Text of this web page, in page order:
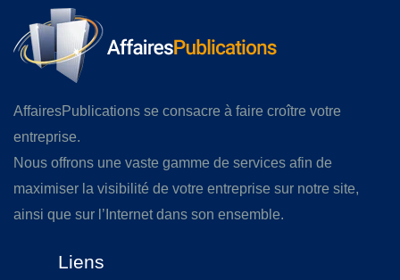
AffairesPublications se consacre à faire croître votre
entreprise.
Nous offrons une vaste gamme de services afin de
maximiser la visibilité de votre entreprise sur notre site,
ainsi que sur l’Internet dans son ensemble.
Liens